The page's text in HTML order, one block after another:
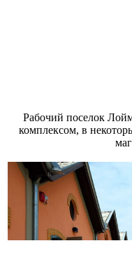
Рабочий поселок
комплексом, в